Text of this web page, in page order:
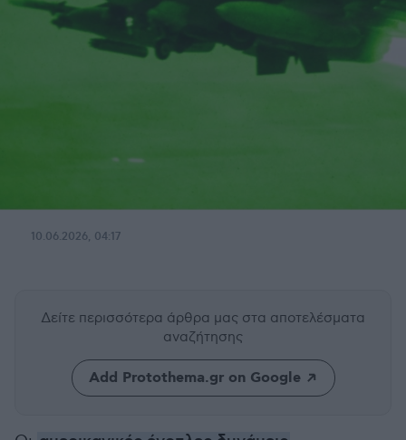
10.06.2026, 04:17
Δείτε περισσότερα άρθρα μας στα αποτελέσματα
αναζήτησης
Add Protothema.gr on Google